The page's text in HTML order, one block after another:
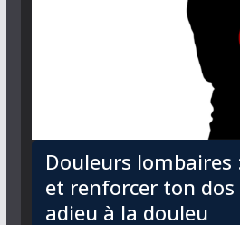
Douleurs lombaires
et renforcer ton
adieu à la douleu